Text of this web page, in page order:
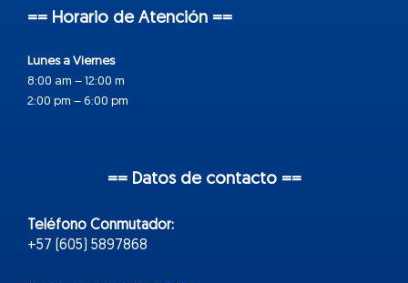
== Horario de Atención ==
Lunes a Viernes
8:00 am – 12:00 m
2:00 pm – 6:00 pm
== Datos de contacto ==
Teléfono Conmutador:
+57 (605) 5897868